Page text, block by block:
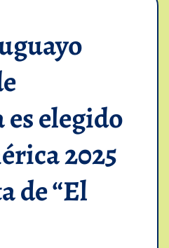
elegido
2025
de “El